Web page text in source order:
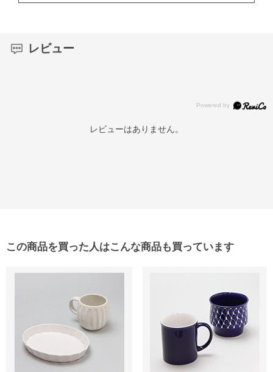
レビュー
レビューはありません。
この商品を買った人はこんな商品も買っています